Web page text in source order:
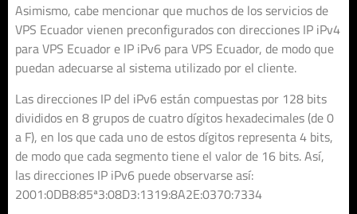
Asimismo, cabe mencionar que muchos de los servicios de
VPS Ecuador vienen preconfigurados con direcciones IP iPv4
para VPS Ecuador e IP iPv6 para VPS Ecuador, de modo que
puedan adecuarse al sistema utilizado por el cliente.
Las direcciones IP del iPv6 están compuestas por 128 bits
divididos en 8 grupos de cuatro dígitos hexadecimales (de 0
a F), en los que cada uno de estos dígitos representa 4 bits,
de modo que cada segmento tiene el valor de 16 bits. Así,
las direcciones IP iPv6 puede observarse así:
2001:0DB8:85ª3:08D3:1319:8A2E:0370:7334